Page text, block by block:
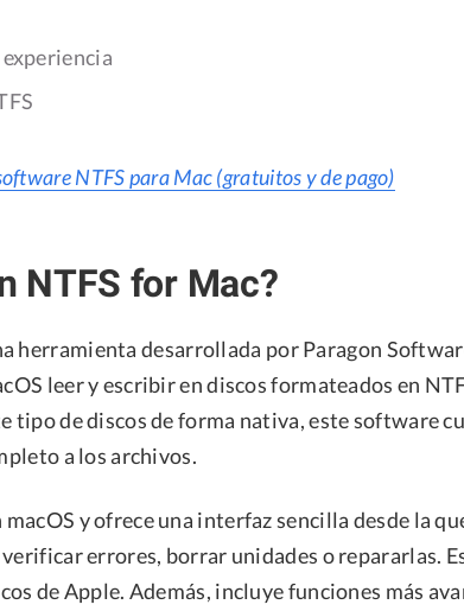
NTFS para Mac (gratuitos y de pago)
NTFS for Mac?
herramienta desarrollada por Paragon
leer y escribir en discos formateados en
tipo de discos de forma nativa, este software
a los archivos.
y ofrece una interfaz sencilla desde la
errores, borrar unidades o repararlas.
de Apple. Además, incluye funciones más